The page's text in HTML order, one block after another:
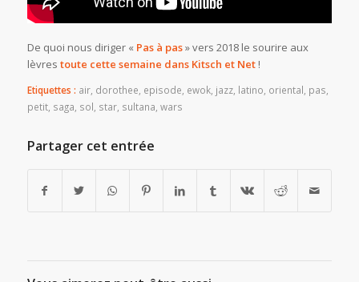
De quoi nous diriger « Pas à pas» vers 2018 le sourire aux
lèvres toute cette semaine dans Kitsch et Net!
Etiquettes : air, dorothee episode ewok, jazz, latino oriental pas
petit, saga sol star, sultana wars
Partager cet entrée